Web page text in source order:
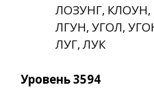
ЛОЗУНГ,
ЛГУН, УГОЛ,
ЛУГ, ЛУК
Уровень 3594